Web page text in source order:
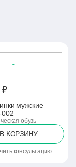
₽
мужские
002
обувь
В КОРЗИНУ
консультацию